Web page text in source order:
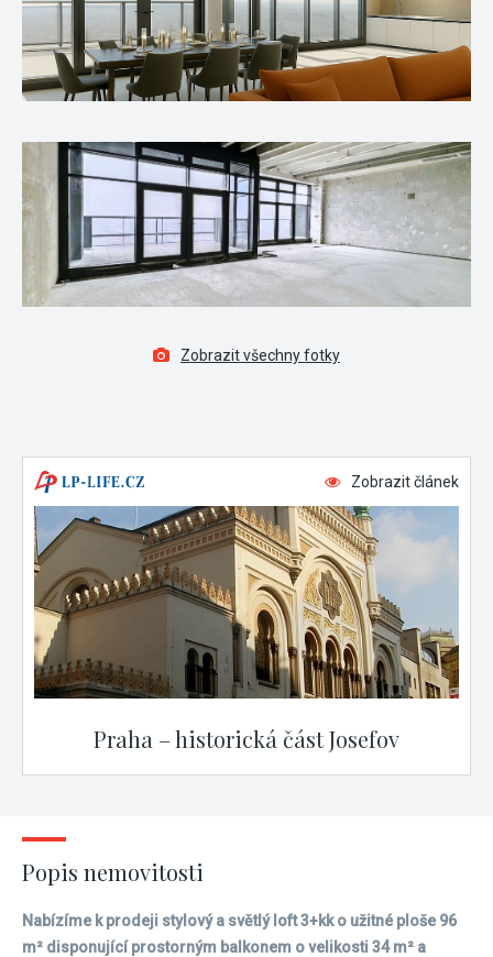
Zobrazit všechny fotky
Zobrazit článek
Praha – historická část Josefov
Popis nemovitosti
Nabízíme k prodeji stylový a světlý loft 3+kk o užitné ploše 96
m² disponující prostorným balkonem o velikosti 34 m² a